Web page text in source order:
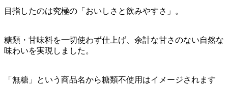
目指したのは究極の「おいしさと飲みやすさ」。
糖類・甘味料を一切使わず仕上げ、余計な甘さのない自然な
味わいを実現しました。
「無糖」という商品名から糖類不使用はイメージされます